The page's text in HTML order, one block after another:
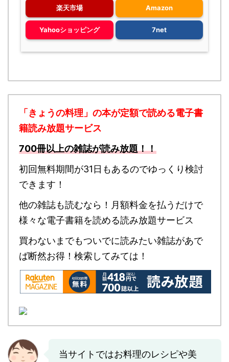
楽天市場 Amazon
Yahooショッピング 7net
「きょうの料理」の本が定額で読める電子書
籍読み放題サービス
700冊以上の雑誌が読み放題！！
初回無料期間が31日もあるのでゆっくり検討
できます！
他の雑誌も読むなら！月額料金を払うだけで
様々な電子書籍を読める読み放題サービス
買わないまでもついでに読みたい雑誌があで
ば断然お得！検索してみては！
当サイトではお料理のレシピや美